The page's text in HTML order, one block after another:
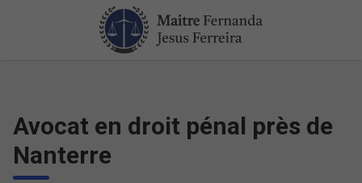
Avocat en droit pénal près de
Nanterre